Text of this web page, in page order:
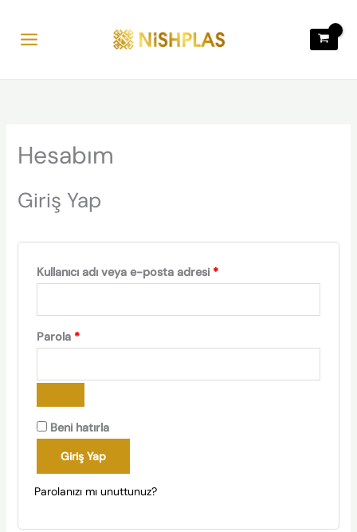
Hesabım
Giriş Yap
Kullanıcı adı veya e-posta adresi *
Parola *
Beni hatırla
Giriş Yap
Parolanızı mı unuttunuz?